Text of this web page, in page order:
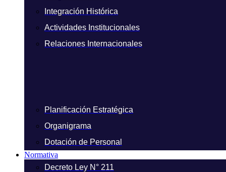
Integración Histórica
Actividades Institucionales
Relaciones Internacionales
Planificación Estratégica
Organigrama
Dotación de Personal
Normativa
Decreto Ley N° 211